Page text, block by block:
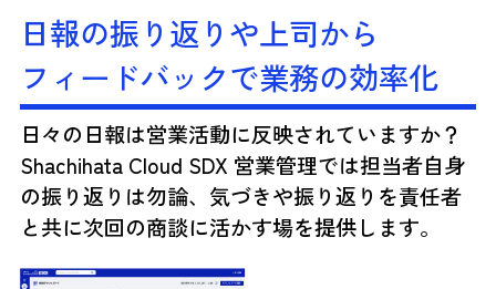
日報の振り返りや上司から
フィードバックで業務の効率化
日々の日報は営業活動に反映されていますか？
Shachihata Cloud SDX 営業管理では担当者自身
の振り返りは勿論、気づきや振り返りを責任者
と共に次回の商談に活かす場を提供します。